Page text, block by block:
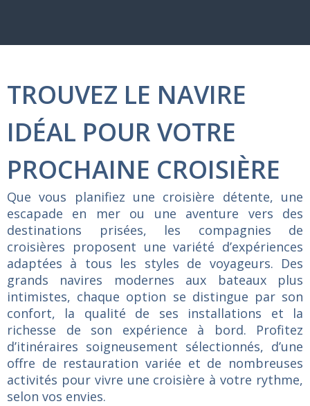
TROUVEZ LE NAVIRE
IDÉAL POUR VOTRE
PROCHAINE CROISIÈRE
Que vous planifiez une croisière détente, une
escapade en mer ou une aventure vers des
destinations prisées, les compagnies de
croisières proposent une variété d’expériences
adaptées à tous les styles de voyageurs. Des
grands navires modernes aux bateaux plus
intimistes, chaque option se distingue par son
confort, la qualité de ses installations et la
richesse de son expérience à bord. Profitez
d’itinéraires soigneusement sélectionnés, d’une
offre de restauration variée et de nombreuses
activités pour vivre une croisière à votre rythme,
selon vos envies.